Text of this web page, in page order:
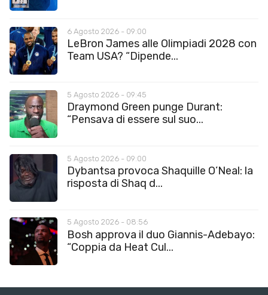
6 Agosto 2026 - 09:00
LeBron James alle Olimpiadi 2028 con
Team USA? “Dipende...
5 Agosto 2026 - 09:45
Draymond Green punge Durant:
“Pensava di essere sul suo...
5 Agosto 2026 - 09:00
Dybantsa provoca Shaquille O’Neal: la
risposta di Shaq d...
5 Agosto 2026 - 08:56
Bosh approva il duo Giannis-Adebayo:
“Coppia da Heat Cul...